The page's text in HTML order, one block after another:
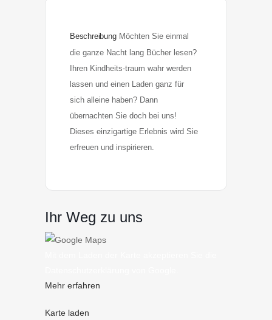
Beschreibung Möchten Sie einmal
die ganze Nacht lang Bücher lesen?
Ihren Kindheits-traum wahr werden
lassen und einen Laden ganz für
sich alleine haben? Dann
übernachten Sie doch bei uns!
Dieses einzigartige Erlebnis wird Sie
erfreuen und inspirieren.
Ihr Weg zu uns
Mehr erfahren
Karte laden